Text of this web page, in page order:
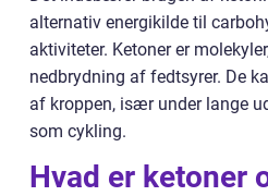
alternativ energikilde til
aktiviteter. Ketoner er
nedbrydning af fedtsyrer. De
af kroppen, især under lange
som cykling.
Hvad er ketoner